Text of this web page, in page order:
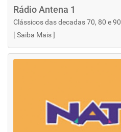
Rádio Antena 1
Clássicos das decadas 70, 80 e 90
[Saiba Mais]